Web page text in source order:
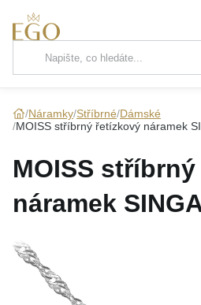
Hlavní kategorie
ŘETÍZKY
NÁRAMKY
PRSTENY
NÁUŠNICE
Náramky Stříbrné Dámské
MOISS stříbrný řetízkový náramek
MOISS
náramek